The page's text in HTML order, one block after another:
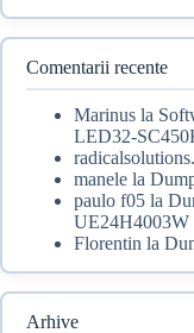
Comentarii recente
Marinusla
LED32-
manelela
paulo f05la
UE24H4003W
Florentin la
Arhive